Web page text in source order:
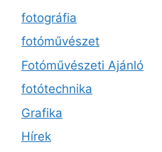
fotográfia
fotóművészet
Fotóművészeti Ajánló
fotótechnika
Grafika
Hírek